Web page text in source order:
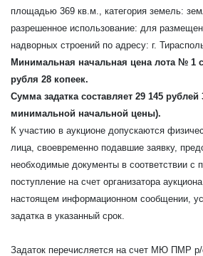
площадью 369 кв.м., категория земель:
разрешенное использование: для
надворных строений по адресу: г.
Минимальная начальная цена лота № 1
рубля 28 копеек.
Сумма задатка составляет 29 145 рублей
минимальной начальной цены).
К участию в аукционе допускаются
лица, своевременно подавшие заявку,
необходимые документы в соответствии с
поступление на счет организатора
настоящем информационном сообщении,
задатка в указанный срок.
Задаток перечисляется на счет МЮ ПМР р/